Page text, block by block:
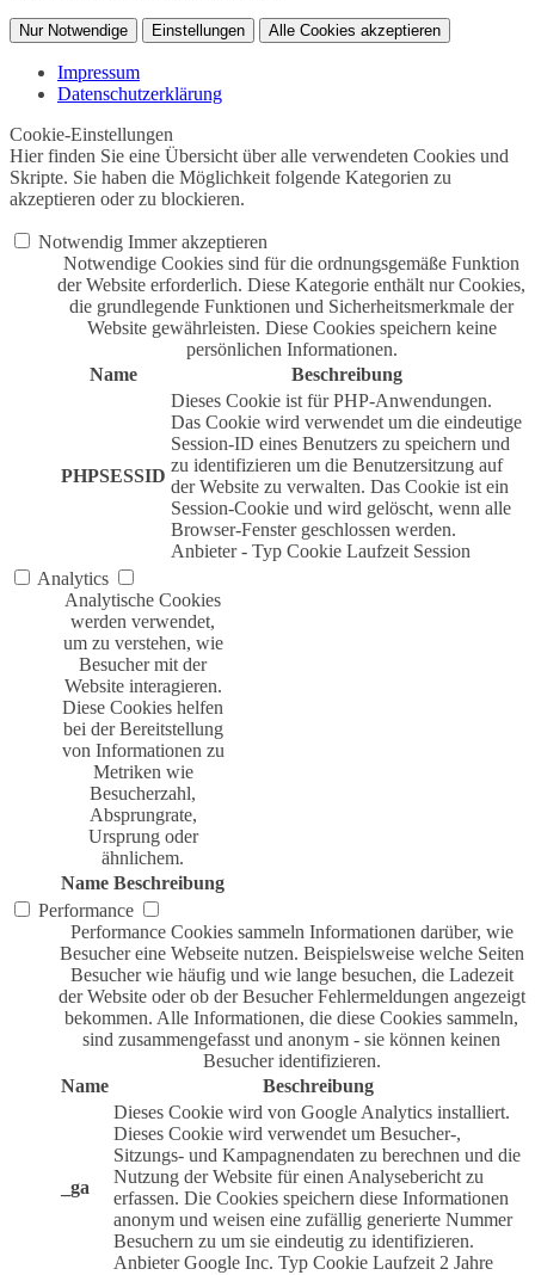
Nur Notwendige Einstellungen Alle Cookies akzeptieren
Impressum
Datenschutzerklärung
Cookie-Einstellungen
Hier finden Sie eine Übersicht über alle verwendeten Cookies und
Skripte. Sie haben die Möglichkeit folgende Kategorien zu
akzeptieren oder zu blockieren.
Notwendig Immer akzeptieren
Notwendige Cookies sind für die ordnungsgemäße Funktion
der Website erforderlich. Diese Kategorie enthält nur Cookies,
die grundlegende Funktionen und Sicherheitsmerkmale der
Website gewährleisten. Diese Cookies speichern keine
persönlichen Informationen.
Name
Beschreibung
PHPSESSID
Dieses Cookie ist für PHP-Anwendungen.
Das Cookie wird verwendet um die eindeutige
Session-ID eines Benutzers zu speichern und
zu identifizieren um die Benutzersitzung auf
der Website zu verwalten. Das Cookie ist ein
Session-Cookie und wird gelöscht, wenn alle
Browser-Fenster geschlossen werden.
Anbieter - Typ Cookie Laufzeit Session
Analytics
Analytische Cookies
werden verwendet,
um zu verstehen, wie
Besucher mit der
Website interagieren.
Diese Cookies helfen
bei der Bereitstellung
von Informationen zu
Metriken wie
Besucherzahl,
Absprungrate,
Ursprung oder
ähnlichem.
Name Beschreibung
Performance
Performance Cookies sammeln Informationen darüber, wie
Besucher eine Webseite nutzen. Beispielsweise welche Seiten
Besucher wie häufig und wie lange besuchen, die Ladezeit
der Website oder ob der Besucher Fehlermeldungen angezeigt
bekommen. Alle Informationen, die diese Cookies sammeln,
sind zusammengefasst und anonym - sie können keinen
Besucher identifizieren.
Name
Beschreibung
_ga
Dieses Cookie wird von Google Analytics installiert.
Dieses Cookie wird verwendet um Besucher-,
Sitzungs- und Kampagnendaten zu berechnen und die
Nutzung der Website für einen Analysebericht zu
erfassen. Die Cookies speichern diese Informationen
anonym und weisen eine zufällig generierte Nummer
Besuchern zu um sie eindeutig zu identifizieren.
Anbieter Google Inc. Typ Cookie Laufzeit 2 Jahre